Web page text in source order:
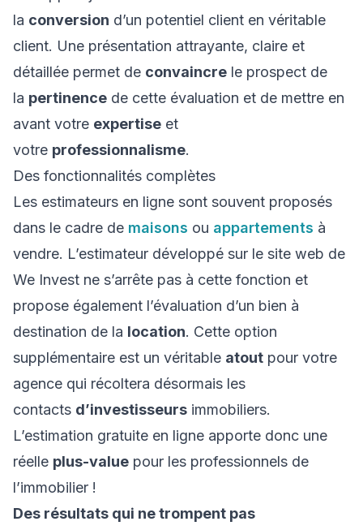
la conversion d’un potentiel client en véritable
client. Une présentation attrayante, claire et
détaillée permet de convaincre le prospect de
la pertinence de cette évaluation et de mettre en
avant votre expertise et
votre professionnalisme.
Des fonctionnalités complètes
Les estimateurs en ligne sont souvent proposés
dans le cadre de maisons ou appartements à
vendre. L’estimateur développé sur le site web de
We Invest ne s’arrête pas à cette fonction et
propose également l’évaluation d’un bien à
destination de la location. Cette option
supplémentaire est un véritable atout pour votre
agence qui récoltera désormais les
contacts d’investisseurs immobiliers.
L’estimation gratuite en ligne apporte donc une
réelle plus-value pour les professionnels de
l’immobilier !
Des résultats qui ne trompent pas